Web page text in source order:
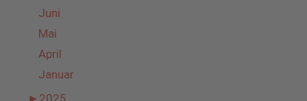
Juni
Mai
April
Januar
► 2025